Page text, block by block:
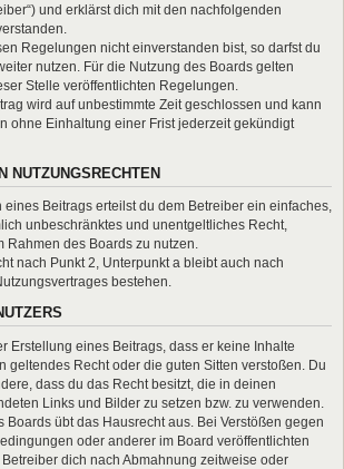
und erklärst dich mit den nachfolgenden
Regelungen nicht einverstanden bist, so darfst du
nutzen. Für die Nutzung des Boards gelten
Stelle veröffentlichten Regelungen.
wird auf unbestimmte Zeit geschlossen und kann
ohne Einhaltung einer Frist jederzeit gekündigt
NUTZUNGSRECHTEN
eines Beitrags erteilst du dem Betreiber ein einfaches,
unbeschränktes und unentgeltliches Recht,
Rahmen des Boards zu nutzen.
nach Punkt 2, Unterpunkt a bleibt auch nach
bestehen.
Erstellung eines Beitrags, dass er keine Inhalte
geltendes Recht oder die guten Sitten verstoßen. Du
dass du das Recht besitzt, die in deinen
Links und Bilder zu setzen bzw. zu verwenden.
Boards übt das Hausrecht aus. Bei Verstößen gegen
oder anderer im Board veröffentlichten
dich nach Abmahnung zeitweise oder